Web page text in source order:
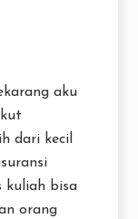
aku
dari kecil
kuliah bisa
orang